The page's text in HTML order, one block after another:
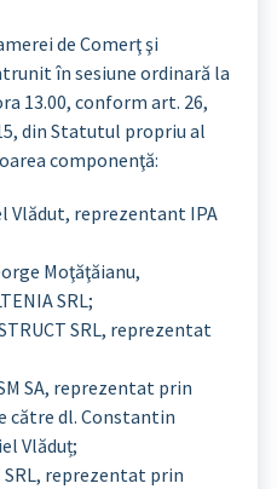
de Comerţ şi
în sesiune ordinară la
13.00, conform art. 26,
din Statutul propriu al
componenţă:
Vlădut, reprezentant IPA
Moţăţăianu,
SRL;
SRL, reprezentat
SA, reprezentat prin
către dl. Constantin
Vlăduț;
SRL, reprezentat prin